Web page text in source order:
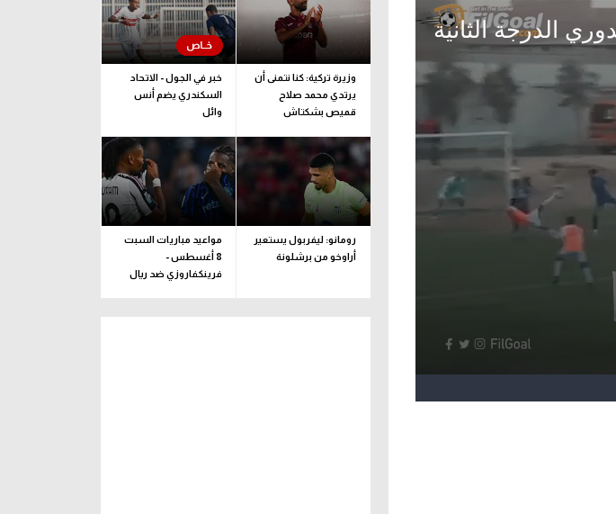
أوروبا
الثاني
أخرى
آسيا
أمريكا
ركن الألعاب
وزيرة تركية: كنا نتمنى أن
يرتدي محمد صلاح
قميص بشكتاش
خبر في الجول - الاتحاد
السكندري يضم أنس
وائل
رومانو: ليفربول يستعير
أراوخو من برشلونة
مواعيد مباريات السبت
8 أغسطس -
فرينكفاروزي ضد ريال